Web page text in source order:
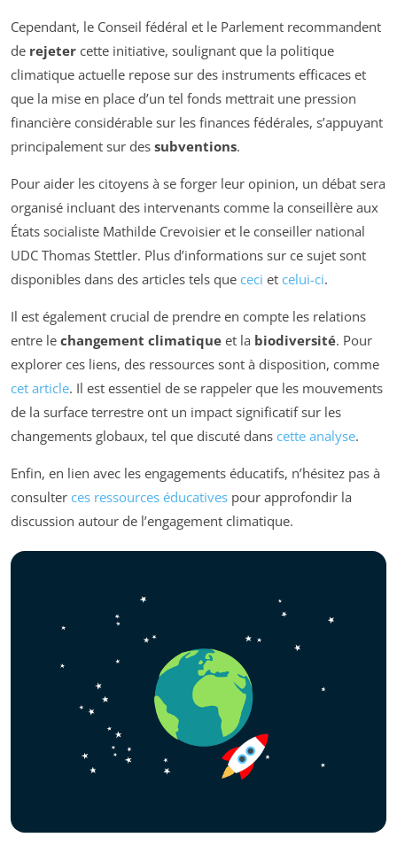
Cependant, le Conseil fédéral et le Parlement recommandent
de rejeter cette initiative, soulignant que la politique
climatique actuelle repose sur des instruments efficaces et
que la mise en place d’un tel fonds mettrait une pression
financière considérable sur les finances fédérales, s’appuyant
principalement sur des subventions.
Pour aider les citoyens à se forger leur opinion, un débat sera
organisé incluant des intervenants comme la conseillère aux
États socialiste Mathilde Crevoisier et le conseiller national
UDC Thomas Stettler. Plus d’informations sur ce sujet sont
disponibles dans des articles tels que ceci et celui-ci.
Il est également crucial de prendre en compte les relations
entre le changement climatique et la biodiversité. Pour
explorer ces liens, des ressources sont à disposition, comme
cet article. Il est essentiel de se rappeler que les mouvements
de la surface terrestre ont un impact significatif sur les
changements globaux, tel que discuté dans cette analyse.
Enfin, en lien avec les engagements éducatifs, n’hésitez pas à
consulter ces ressources éducatives pour approfondir la
discussion autour de l’engagement climatique.